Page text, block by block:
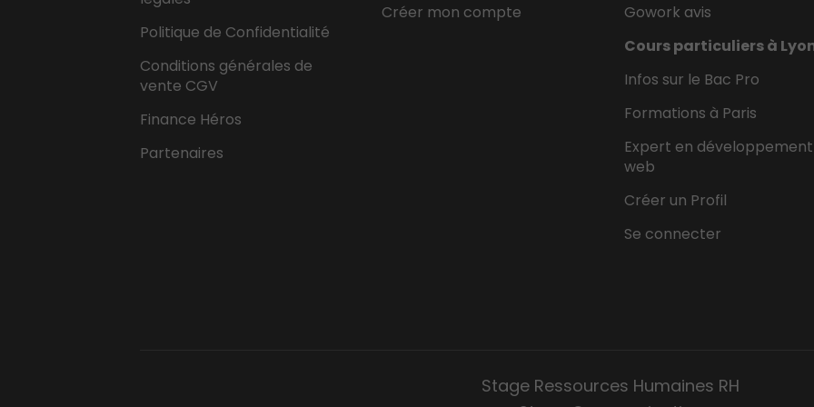
Politique de Confidentialité
Conditions générales de
vente CGV
Finance Héros
Partenaires
Créer mon compte
Gowork avis
Cours particuliers à
Infos sur le Bac Pro
Formations à Paris
Expert en développement
web
Créer un Profil
Se connecter
Stage Ressources Humaines RH